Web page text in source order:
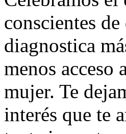
conscientes
diagnostica
menos acceso
mujer. Te
interés que te